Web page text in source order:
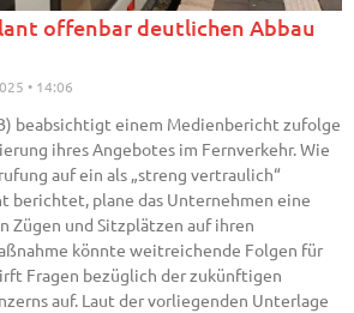
offenbar deutlichen Abbau
14:06
beabsichtigt einem Medienbericht zufolge
ihres Angebotes im Fernverkehr. Wie
auf ein als „streng vertraulich“
berichtet, plane das Unternehmen eine
Zügen und Sitzplätzen auf ihren
könnte weitreichende Folgen für
Fragen bezüglich der zukünftigen
auf. Laut der vorliegenden Unterlage